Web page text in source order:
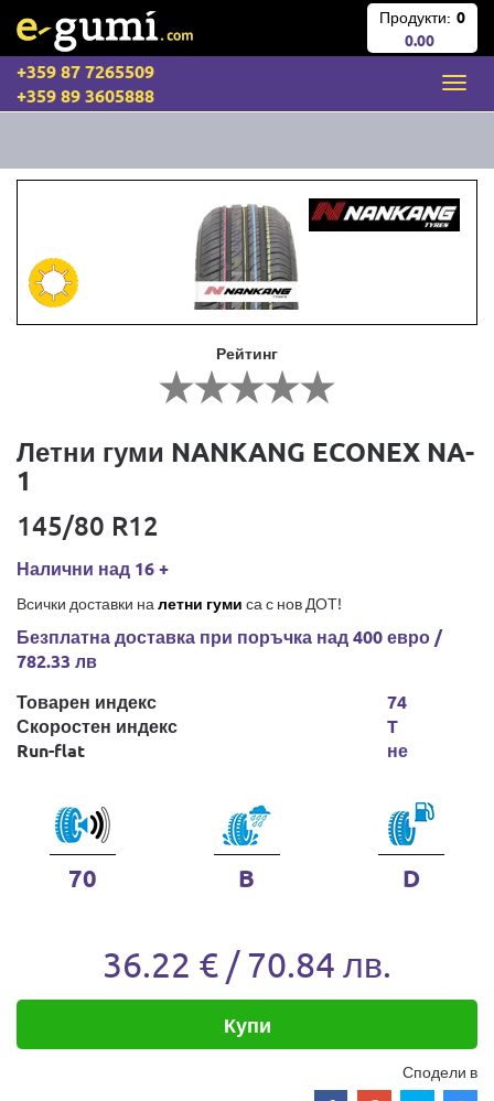
Продукти: 0
0.00
+359 87 7265509
+359 89 3605888
Рейтинг
Летни гуми NANKANG ECONEX NA-
1
145/80 R12
Налични над 16 +
Всички доставки на летни гуми са с нов ДОТ!
Безплатна доставка при поръчка над 400 евро /
782.33 лв
Товарен индекс
Скоростен индекс
Run-flat
74
T
не
70 B D
36.22 € / 70.84 лв.
Купи
Сподели в